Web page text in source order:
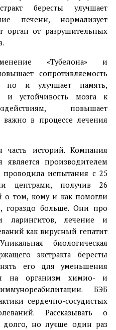
бересты улучшает
печени, нормализует
орган от разрушительных
«Тубелона» и
сопротивляемость
но и улучшает память,
и устойчивость мозга к
повышает
важно в процессе лечения
историй. Компания
является производителем
проводила испытания с 25
центрами, получив 26
о том, кому и как помогли
гораздо больше. Они про
ларингитов, лечение и
как вирусный гепатит
биологическая
экстракта бересты
его для уменьшения
на организм химио- и
БЭБ
сердечно-сосудистых
Рассказывать о
долго, но лучше один раз